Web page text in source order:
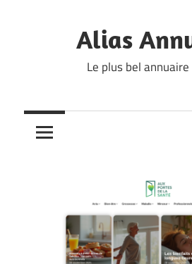
Alias
Le plus bel